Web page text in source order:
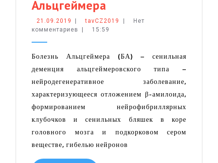
Альцгеймера
КАЛЕНДАРЬ:
21
–
ВСЕМИРНЫЙ
ДЕНЬ
БОРЬБЫ
С
БОЛЕЗНЬЮ
АЛЬЦГЕЙМЕРА
21.09.2019 21.09.2019
| tavCZ2019 tavCZ2019
|
Нет
комментариев
| 15:59
Болезнь Альцгеймера (БА) – сенильная
деменция альцгеймеровского типа –
нейродегенеративное заболевание,
характеризующееся отложением β-амилоида,
формированием нейрофибриллярных
клубочков и сенильных бляшек в коре
головного мозга и подкорковом сером
веществе, гибелью нейронов